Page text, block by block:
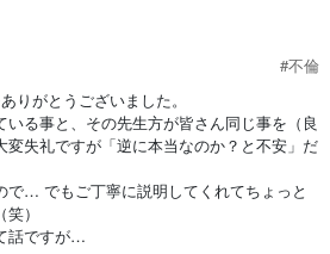
#不倫
りがとうございました。
る事と、その先生方が皆さん同じ事を（良
変失礼ですが「逆に本当なのか？と不安」だ
で… でもご丁寧に説明してくれてちょっと
）
話ですが…